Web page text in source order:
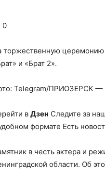
0
торжественную церемонию
и «Брат 2».
Telegram/ПРИОЗЕРСК
в Дзен Следите за
формате Есть
в честь актера и
области. Об